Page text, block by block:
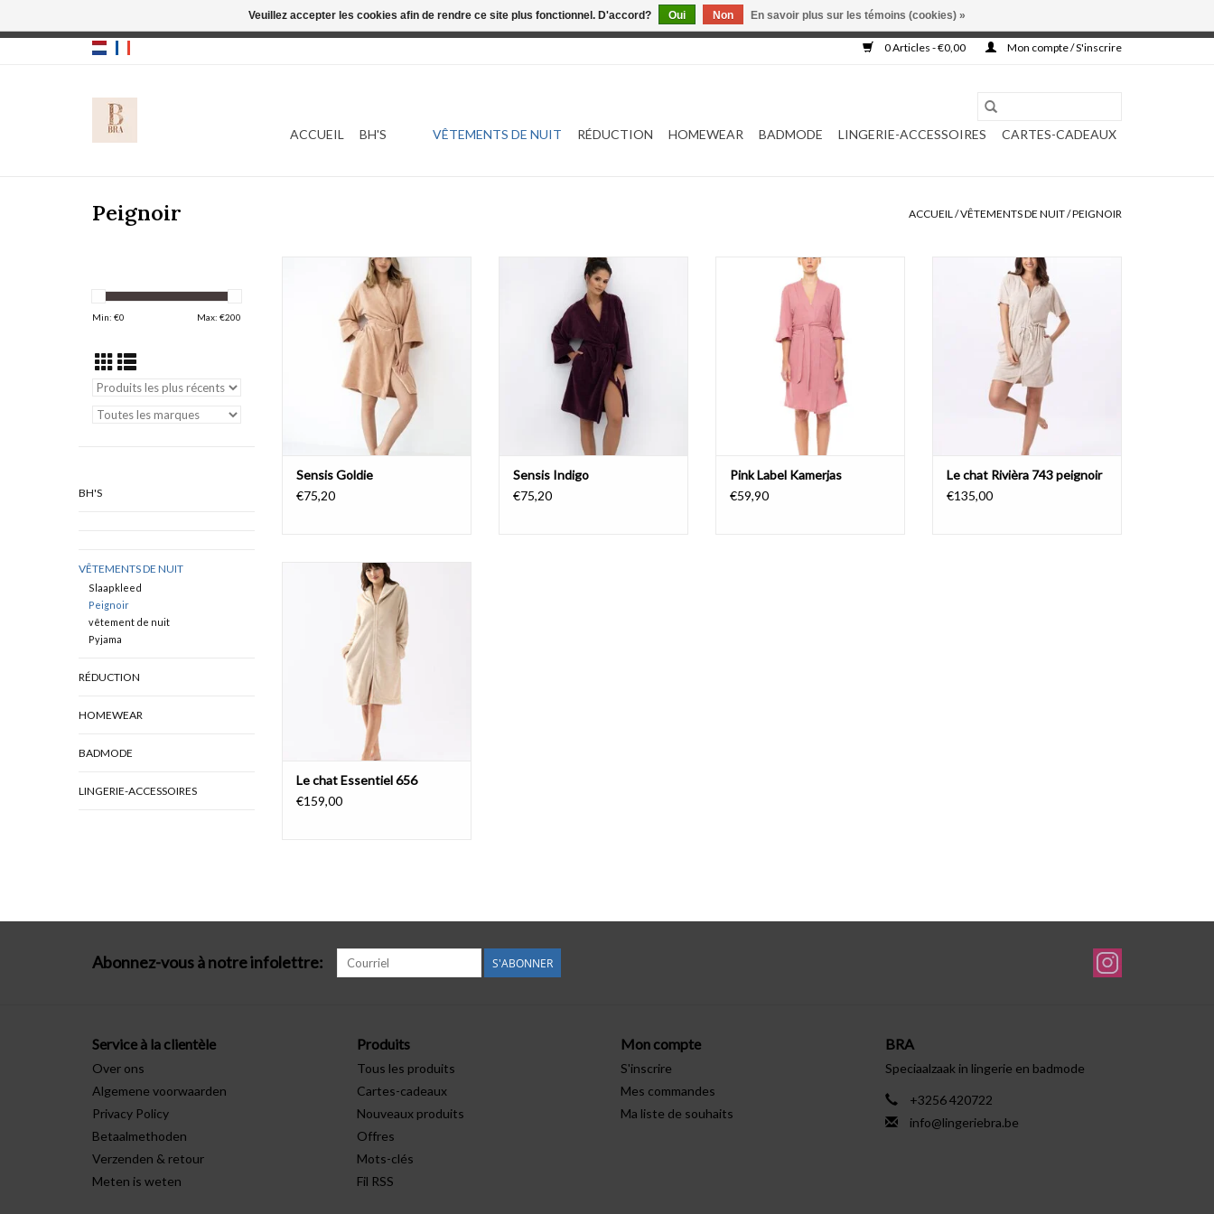
0 Articles - €0,00 Mon compte / S'inscrire
ACCUEIL BH'S VÊTEMENTS DE NUIT RÉDUCTION HOMEWEAR BADMODE LINGERIE-ACCESSOIRES CARTES-CADEAUX
Peignoir ACCUEIL/VÊTEMENTS DE NUIT/PEIGNOIR
Min: €0 Max: €200
BH'S
VÊTEMENTS DE NUIT
Slaapkleed
Peignoir
vêtement de nuit
Pyjama
RÉDUCTION
HOMEWEAR
BADMODE
LINGERIE-ACCESSOIRES
Sensis Goldie
AJOUTER AU PANIER
Sensis Goldie
€75,20
Sensis Indigo
AJOUTER AU PANIER
Sensis Indigo
€75,20
Pink Label Kamerjas
AJOUTER AU PANIER
Pink Label Kamerjas
€59,90
Le chat Rivièra 743 peignoir
AJOUTER AU PANIER
Le chat Rivièra 743 peignoir
€135,00
Le chat Essentiel 656
AJOUTER AU PANIER
Le chat Essentiel 656
€159,00
Abonnez-vous à notre infolettre: S'ABONNER
Service à la clientèle
Over ons
Algemene voorwaarden
Privacy Policy
Betaalmethoden
Verzenden & retour
Meten is weten
Produits
Tous les produits
Cartes-cadeaux
Nouveaux produits
Offres
Mots-clés
Fil RSS
Mon compte
S'inscrire
Mes commandes
Ma liste de souhaits
BRA
Speciaalzaak in lingerie en badmode
+3256 420722
info@lingeriebra.be
Veuillez accepter les cookies afin de rendre ce site plus fonctionnel. D'accord? Oui Non En savoir plus sur les témoins (cookies) »
Cette boutique est en construction. Toute commande passée ne sera ni traitée, ni complétée.